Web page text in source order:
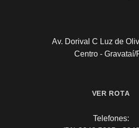
Av. Dorival C Luz de
Centro - Gravataí/
VER ROTA
Telefones: